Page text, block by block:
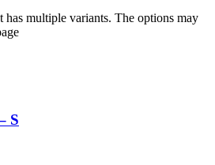
has multiple variants. The options may
S